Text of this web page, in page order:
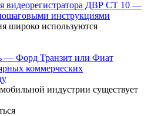
видеорегистратора ДВР СТ 10 —
инструкциями
широко используются
— Форд Транзит или Фиат
коммерческих
индустрии существует